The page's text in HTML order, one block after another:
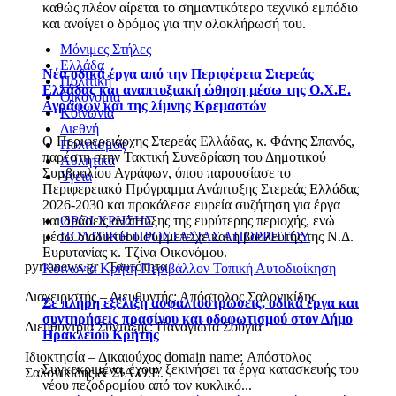
καθώς πλέον αίρεται το σημαντικότερο τεχνικό εμπόδιο
και ανοίγει ο δρόμος για την ολοκλήρωσή του.
Νέα οδικά έργα από την Περιφέρεια Στερεάς
Ελλάδας και αναπτυξιακή ώθηση μέσω της Ο.Χ.Ε.
Αγράφων και της λίμνης Κρεμαστών
Ο Περιφερειάρχης Στερεάς Ελλάδας, κ. Φάνης Σπανός,
παρέστη στην Τακτική Συνεδρίαση του Δημοτικού
Συμβουλίου Αγράφων, όπου παρουσίασε το
Περιφερειακό Πρόγραμμα Ανάπτυξης Στερεάς Ελλάδας
2026-2030 και προκάλεσε ευρεία συζήτηση για έργα
και δράσεις ανάπτυξης της ευρύτερης περιοχής, ενώ
μέσω διαδικτύου συμμετείχε και η βουλευτής της Ν.Δ.
Ευρυτανίας κ. Τζίνα Οικονόμου.
ΚοινωνίαΚρήτηΠεριβάλλον Τοπική Αυτοδιοίκηση
Σε πλήρη εξέλιξη ασφαλτοστρώσεις, οδικά έργα και
συντηρήσεις πρασίνου και οδοφωτισμού στον Δήμο
Ηρακλείου Κρήτης
Συγκεκριμένα, έχουν ξεκινήσει τα έργα κατασκευής του
νέου πεζοδρομίου από τον κυκλικό...
Μόνιμες Στήλες
Ελλάδα
Πολιτική
Οικονομία
Κοινωνία
Διεθνή
Πολιτισμός
Αθλητικά
Υγεία
ΟΡΟΙ ΧΡΗΣΗΣ
ΠΟΛΙΤΙΚΗ ΠΡΟΣΤΑΣΙΑΣ ΑΠΟΡΡΗΤΟΥ
pyrranews.gr | Ταυτότητα
Διαχειριστής – Διευθυντής: Απόστολος Σαλονικίδης
Διευθύντρια Σύνταξης: Παναγιώτα Σούγια
Ιδιοκτησία – Δικαιούχος domain name: Απόστολος
Σαλονικίδης & ΣΙΑ Ο.Ε.